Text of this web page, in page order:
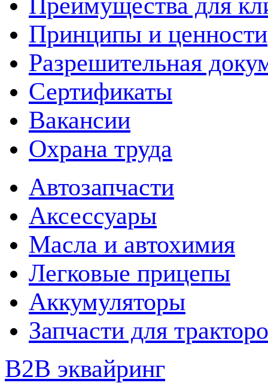
Принципы и ценности
Разрешительная
Сертификаты
Вакансии
Охрана труда
Автозапчасти
Аксессуары
Масла и автохимия
Легковые прицепы
Аккумуляторы
Запчасти для
B2B эквайринг